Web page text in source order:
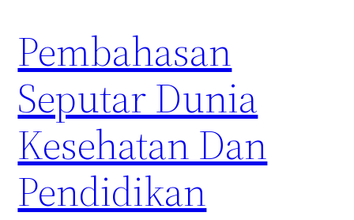
content
Pembahasan
Seputar Dunia
Kesehatan Dan
Pendidikan